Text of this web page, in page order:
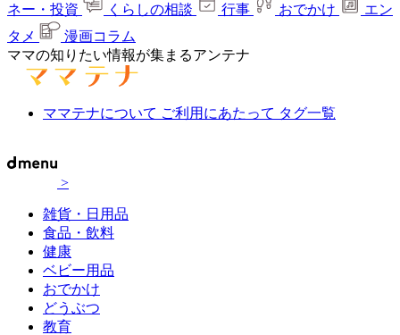
ネー・投資
くらしの相談 行事 おでかけ
エン
タメ
漫画コラム
ママの知りたい情報が集まるアンテナ
ママテナについて ご利用にあたって タグ一覧
>
雑貨・日用品
食品・飲料
健康
ベビー用品
おでかけ
どうぶつ
教育